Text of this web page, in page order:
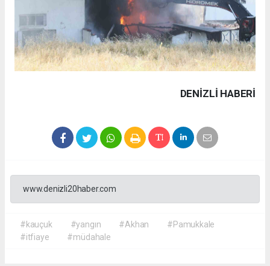
DENIZLI HABERİ
www.denizli20haber.com
#kauçuk #yangın #Akhan
#Pamukkale
#itfiaye
#müdahale